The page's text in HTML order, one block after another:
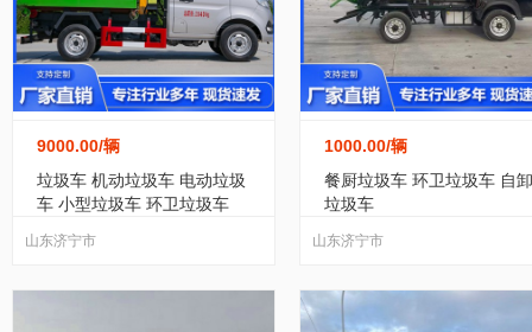
转让出租
汽车配件 (3) 油罐车 (35) 半挂车 (42)
气瓶车 (1) 电动车 (58) 自卸车 (4)
停车场设备
9000.00/辆
垃圾车 机动垃圾车 电动垃圾
车 小型垃圾车 环卫垃圾车
山东济宁市
1000.00/辆
餐厨垃圾车 环卫垃圾车 自卸
垃圾车
山东济宁市